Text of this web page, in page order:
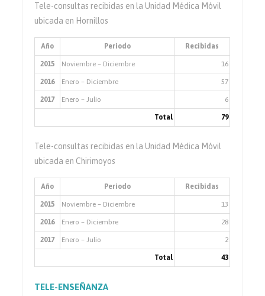
Tele-consultas recibidas en la Unidad Médica Móvil
ubicada en Hornillos
Año Periodo Recibidas
2015 Noviembre – Diciembre 16
2016 Enero – Diciembre 57
2017 Enero – Julio 6
Total 79
Tele-consultas recibidas en la Unidad Médica Móvil
ubicada en Chirimoyos
Año Periodo Recibidas
2015 Noviembre – Diciembre 13
2016 Enero – Diciembre 28
2017 Enero – Julio 2
Total 43
TELE-ENSEÑANZA